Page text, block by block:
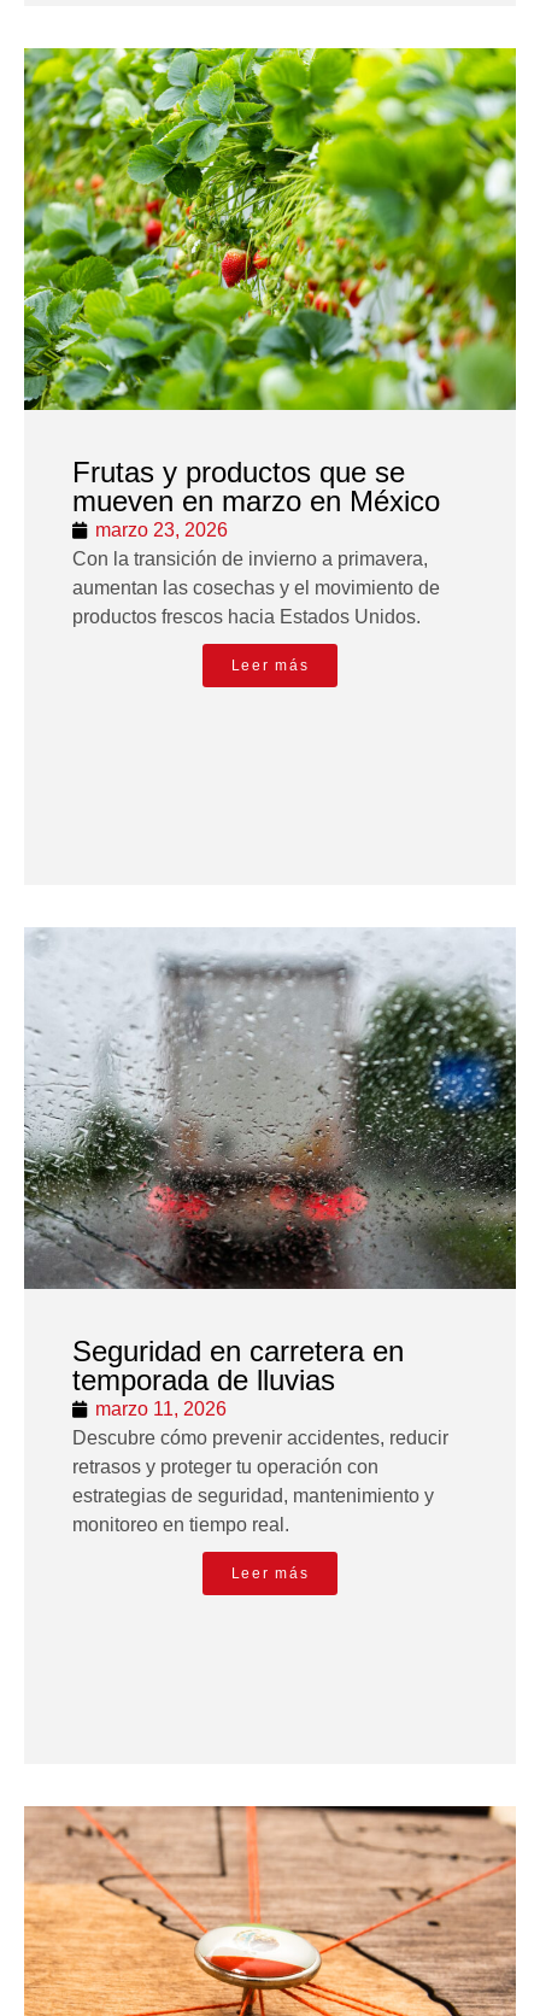
Frutas y productos que se
mueven en marzo en México
marzo 23, 2026
Con la transición de invierno a primavera,
aumentan las cosechas y el movimiento de
productos frescos hacia Estados Unidos.
Leer más
Seguridad en carretera en
temporada de lluvias
marzo 11, 2026
Descubre cómo prevenir accidentes, reducir
retrasos y proteger tu operación con
estrategias de seguridad, mantenimiento y
monitoreo en tiempo real.
Leer más